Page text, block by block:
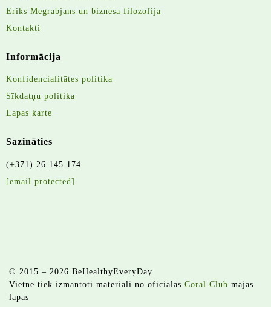
Ēriks Megrabjans un biznesa filozofija
Kontakti
Informācija
Konfidencialitātes politika
Sīkdatņu politika
Lapas karte
Sazināties
(+371) 26 145 174
[email protected]
© 2015 – 2026 BeHealthyEveryDay
Vietnē tiek izmantoti materiāli no oficiālās Coral Club mājas
lapas